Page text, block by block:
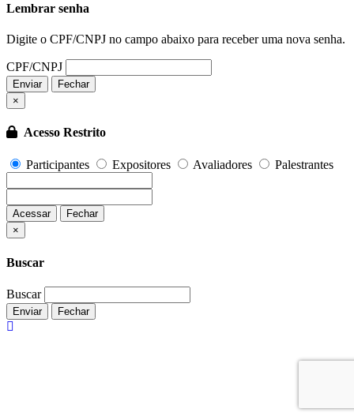
Lembrar senha
Digite o CPF/CNPJ no campo abaixo para receber uma nova senha.
CPF/CNPJ
Enviar
Fechar
×
Acesso Restrito
Participantes Expositores Avaliadores Palestrantes
Acessar
Fechar
×
Buscar
Buscar
Enviar Fechar